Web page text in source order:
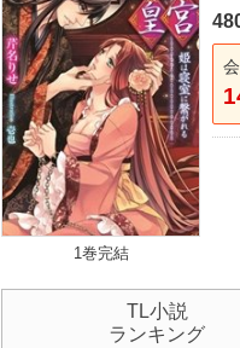
1巻完結
TL小説
ランキング